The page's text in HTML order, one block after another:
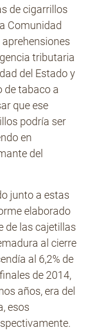
de cigarrillos
Comunidad
tributaria
del Estado y
de tabaco a
que ese
podría ser
en
del
junto a estas
elaborado
de las cajetillas
al cierre
al 6,2% de
de 2014,
años, era del
esos